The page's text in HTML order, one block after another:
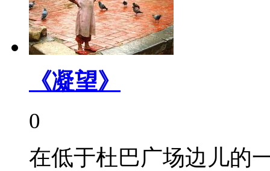
《凝望》
0
在低于杜巴广场边儿的